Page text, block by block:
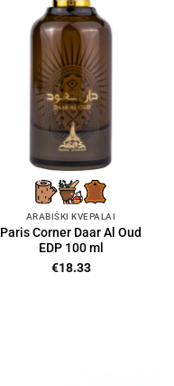
ARABIŠKI KVEPALAI
Paris Corner Daar Al Oud
EDP 100 ml
€18.33